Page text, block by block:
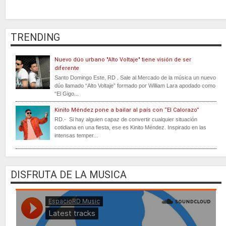
TRENDING
Nuevo dúo urbano "Alto Voltaje" tiene visión de ser
diferente
Santo Domingo Este, RD . Sale al Mercado de la música un nuevo
dúo llamado “Alto Voltaje” formado por William Lara apodado como
“El Gigo...
Kinito Méndez pone a bailar al país con “El Calorazo”
RD.- Si hay alguien capaz de convertir cualquier situación
cotidiana en una fiesta, ese es Kinito Méndez. Inspirado en las
intensas temper...
DISFRUTA DE LA MUSICA